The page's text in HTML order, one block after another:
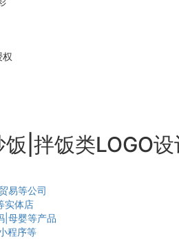
权
|拌饭类LOGO
易等公司
实体店
|母婴等产品
程序等